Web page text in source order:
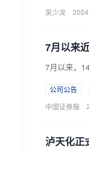
吴少龙
7月以来
7月以来，
公司公告
中国证券报
泸天化正